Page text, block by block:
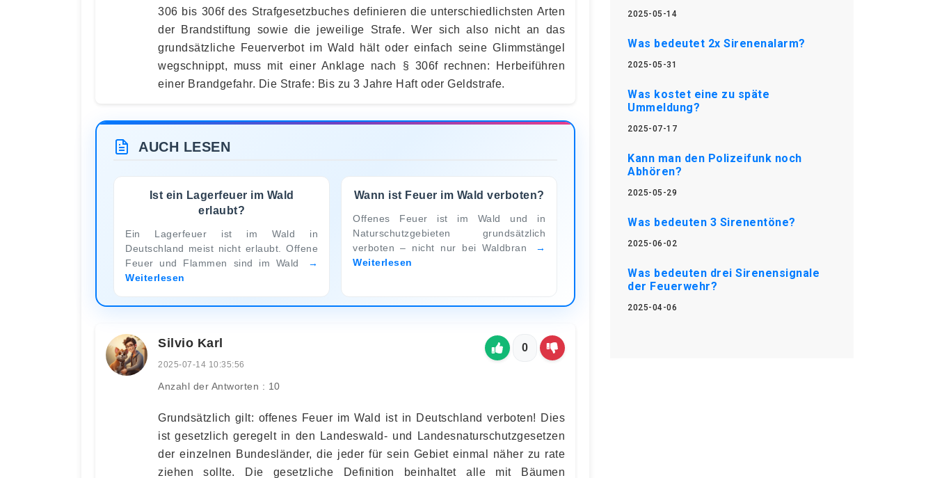
306 bis 306f des Strafgesetzbuches definieren die unterschiedlichsten Arten
der Brandstiftung sowie die jeweilige Strafe. Wer sich also nicht an das
grundsätzliche Feuerverbot im Wald hält oder einfach seine Glimmstängel
wegschnippt, muss mit einer Anklage nach § 306f rechnen: Herbeiführen
einer Brandgefahr. Die Strafe: Bis zu 3 Jahre Haft oder Geldstrafe.
AUCH LESEN
Ist ein Lagerfeuer im Wald
erlaubt?
Ein Lagerfeuer ist im Wald in
Deutschland meist nicht erlaubt. Offene
Feuer und Flammen sind im Wald
Weiterlesen
Wann ist Feuer im Wald verboten?
Offenes Feuer ist im Wald und in
Naturschutzgebieten grundsätzlich
verboten – nicht nur bei Waldbran
Weiterlesen
Silvio Karl
2025-07-14 10:35:56
Anzahl der Antworten : 10
0
Grundsätzlich gilt: offenes Feuer im Wald ist in Deutschland verboten! Dies
ist gesetzlich geregelt in den Landeswald- und Landesnaturschutzgesetzen
der einzelnen Bundesländer, die jeder für sein Gebiet einmal näher zu rate
ziehen sollte. Die gesetzliche Definition beinhaltet alle mit Bäumen
2025-05-14
Was bedeutet 2x Sirenenalarm?
2025-05-31
Was kostet eine zu späte
Ummeldung?
2025-07-17
Kann man den Polizeifunk noch
Abhören?
2025-05-29
Was bedeuten 3 Sirenentöne?
2025-06-02
Was bedeuten drei Sirenensignale
der Feuerwehr?
2025-04-06